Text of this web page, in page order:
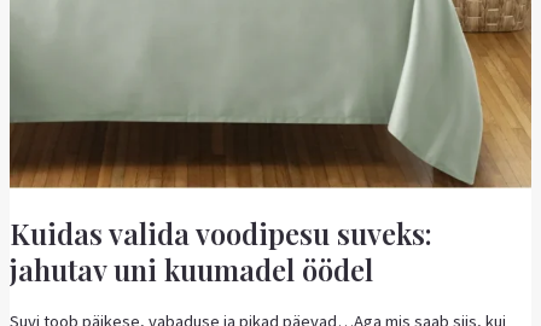
Kuidas valida voodipesu suveks:
jahutav uni kuumadel öödel
Suvi toob päikese, vabaduse ja pikad päevad…Aga mis saab siis, kui